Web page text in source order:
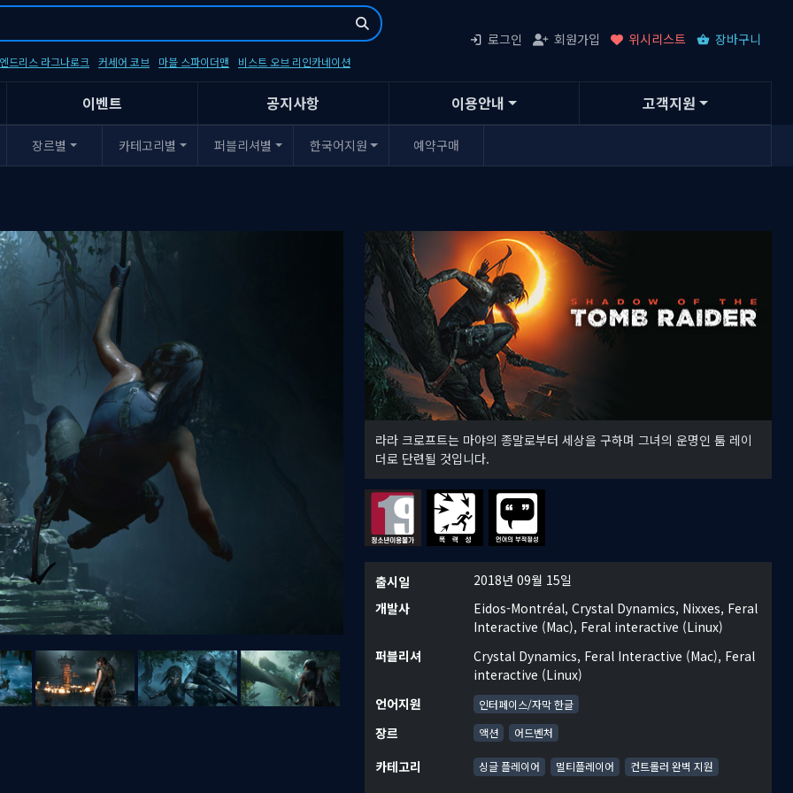
드리스 라그나로크 커세어 코브 마블 스파이더맨 비스트 오브 리인카네이션
로그인 회원가입 위시리스트 장바구니
이벤트 공지사항 이용안내 고객지원
장르별 카테고리별 퍼블리셔별 한국어지원 예약구매
라라 크로프트는 마야의 종말로부터 세상을 구하며 그녀의 운명인 툼 레이
더로 단련될 것입니다.
출시일
2018년 09월 15일
개발사
Eidos-Montréal, Crystal Dynamics, Nixxes, Feral
Interactive (Mac), Feral interactive (Linux)
퍼블리셔
Crystal Dynamics, Feral Interactive (Mac), Feral
interactive (Linux)
언어지원
인터페이스/자막 한글
장르 액션 어드벤처
카테고리 싱글 플레이어 멀티플레이어 컨트롤러 완벽 지원